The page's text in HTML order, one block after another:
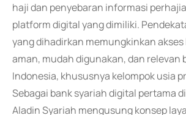
haji dan penyebaran informasi
platform digital yang dimiliki.
yang dihadirkan memungkinkan
aman, mudah digunakan, dan relevan
Indonesia, khususnya kelompok usia
Sebagai bank syariah digital pertama
Aladin Syariah mengusung konsep